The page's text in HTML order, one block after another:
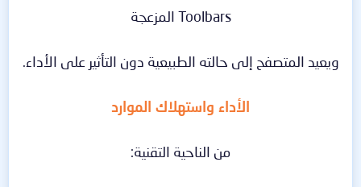
Toolbars المزعجة
ويعيد المتصفح إلى حالته الطبيعية دون التأثير على الأداء.
الأداء واستهلاك الموارد
من الناحية التقنية: